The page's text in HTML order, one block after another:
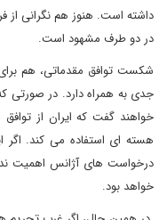
داشته است. هنوز هم نگرانی از
در دو طرف مشهود است.
شکست توافق مقدماتی، هم
جدی به همراه دارد. در صورتی
خواهند گفت که ایران از
هسته ای استفاده می کند.
درخواست های آژانس اهمیت
خواهد بود.